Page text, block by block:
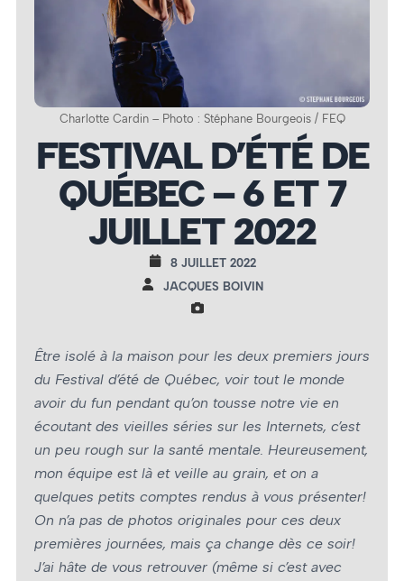
Charlotte Cardin – Photo : Stéphane Bourgeois / FEQ
FESTIVAL D’ÉTÉ DE
QUÉBEC – 6 ET 7
JUILLET 2022
8 JUILLET 2022
JACQUES BOIVIN
Être isolé à la maison pour les deux premiers jours
du Festival d’été de Québec, voir tout le monde
avoir du fun pendant qu’on tousse notre vie en
écoutant des vieilles séries sur les Internets, c’est
un peu rough sur la santé mentale. Heureusement,
mon équipe est là et veille au grain, et on a
quelques petits comptes rendus à vous présenter!
On n’a pas de photos originales pour ces deux
premières journées, mais ça change dès ce soir!
J’ai hâte de vous retrouver (même si c’est avec